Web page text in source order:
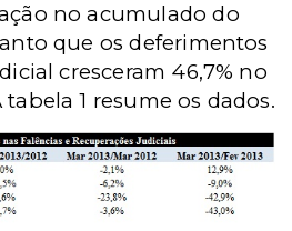
no acumulado do
que os deferimentos
cresceram 46,7% no
1 resume os dados.